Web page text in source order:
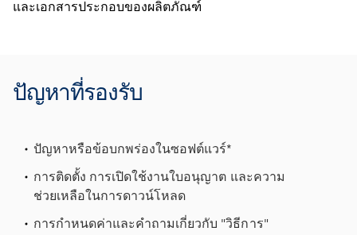
และเอกสารประกอบของผลิตภัณฑ์
ปัญหาที่รองรับ
ปัญหาหรือข้อบกพร่องในซอฟต์แวร์*
การติดตั้ง การเปิดใช้งานใบอนุญาต และความ
ช่วยเหลือในการดาวน์โหลด
การกำหนดค่าและคำถามเกี่ยวกับ "วิธีการ"